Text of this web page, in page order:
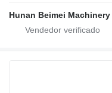
Hunan Beimei